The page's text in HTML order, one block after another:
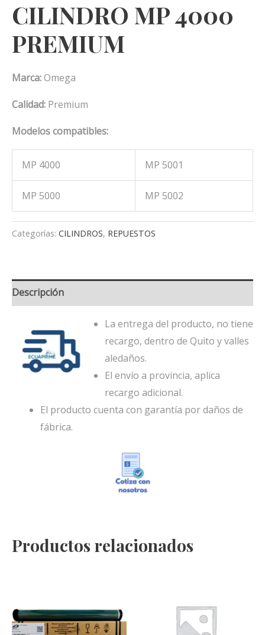
CILINDRO MP 4000
PREMIUM
Marca:Omega
Calidad: Premium
Modelos compatibles:
MP 4000 MP 5001
MP 5000 MP 5002
Categorías: CILINDROS, REPUESTOS
Descripción
La entrega del producto, no tiene
recargo, dentro de Quito y valles
aledaños.
El envío a provincia, aplica
recargo adicional.
El producto cuenta con garantía por daños de
fábrica.
Productos relacionados